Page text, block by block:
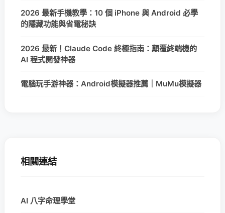
2026 最新手機教學：10 個 iPhone 與 Android 必學
的隱藏功能與省電秘訣
2026 最新！Claude Code 終極指南：顛覆終端機的
AI 程式開發神器
電腦玩手游神器：Android模擬器推薦｜MuMu模擬器
相關連結
AI 八字命理學堂